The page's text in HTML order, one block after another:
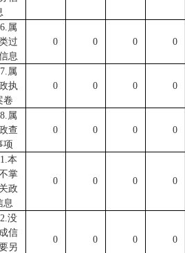
6.属
过
息
0 0 0 0
7.属
执
卷
0 0 0 0
8.属
查
项
0 0 0 0
1.本
掌
政
息
0 0 0 0
2.没
信
另
0 0 0 0